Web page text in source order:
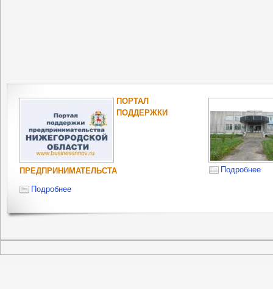
ПОРТАЛ
ПОДДЕРЖКИ
ПРЕДПРИНИМАТЕЛЬСТА
Подробнее
Подробнее